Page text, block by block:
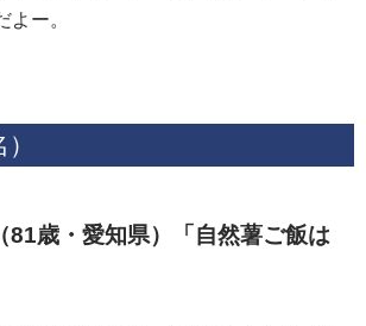
よー。
歳・愛知県）「自然薯ご飯は